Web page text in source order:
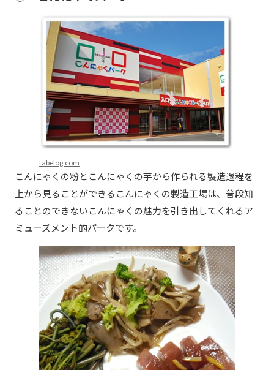
tabelog.com
こんにゃくの粉とこんにゃくの芋から作られる製造過程を
上から見ることができるこんにゃくの製造工場は、普段知
ることのできないこんにゃくの魅力を引き出してくれるア
ミューズメント的パークです。